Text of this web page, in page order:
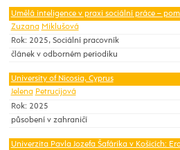
Umělá inteligence v praxi sociální práce –
Zuzana Miklušová
Rok: 2025, Sociální pracovník
článek v odborném periodiku
University of Nicosia, Cyprus
Jelena Petrucijová
Rok: 2025
působení v zahraničí
Univerzita Pavla Jozefa Šafárika v Košicích: